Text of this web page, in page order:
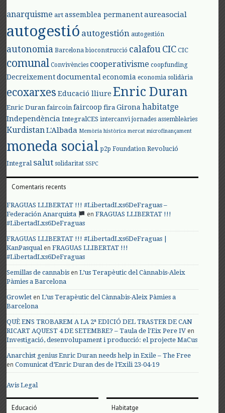
anarquisme art assemblea permanent aureasocial
autogestió autogestión autogestión
autonomia Barcelona bioconstrucció calafouCIC CIC
comunal Convivències cooperativisme coopfunding
Decreixement documental economia economia solidària
ecoxarxes Educació lliure Enric Duran
Enric Duran faircoin faircoop fira Girona habitatge
Independència IntegralCES intercanvi jornades assembleàries
KurdistanL'Albada Memòria històrica mercat microfinançament
moneda social p2p Foundation Revolució
Integral salut solidaritat SSPC
Comentaris recents
FRAGUAS LLIBERTAT !!! #LibertadLxs6DeFraguas –
Federación Anarquista
enFRAGUAS LLIBERTAT !!!
#LibertadLxs6DeFraguas
FRAGUAS LLIBERTAT !!! #LibertadLxs6DeFraguas |
KanPasqualenFRAGUAS LLIBERTAT !!!
#LibertadLxs6DeFraguas
Semillas de cannabis enL’us Terapèutic del Cànnabis-Aleix
Pàmies a Barcelona
Growlet enL’us Terapèutic del Cànnabis-Aleix Pàmies a
Barcelona
QUÈ ENS TROBAREM A LA 2ª EDICIÓ DEL TRASTER DE CAN
RICART AQUEST 4 DE SETEMBRE? – Taula de l'Eix Pere IV en
Investigació, desenvolupament i producció: el projecte MaCus
Anarchist genius Enric Duran needs help in Exile – The Free
enComunicat d’Enric Duran des de l’Exili 23-04-19
Avis Legal
Educació Habitatge